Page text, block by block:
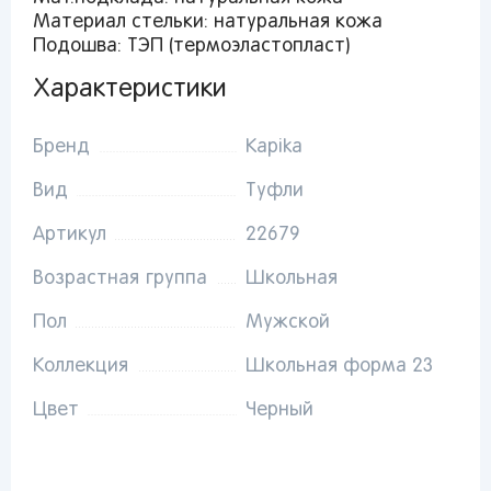
Материал стельки: натуральная кожа
Подошва: ТЭП (термоэластопласт)
Характеристики
Бренд Kapika
Вид Туфли
Артикул 22679
Возрастная группа Школьная
Пол Мужской
Коллекция Школьная форма 23
Цвет Черный
Запомнить меня
Забыли свой пароль?
От выбранного региона зависят доступные
способы доставки, их стоимость и наличие
Популярные регионы
Москва
Петербург
Киров
Краснодар
Казань
Челны
Киров